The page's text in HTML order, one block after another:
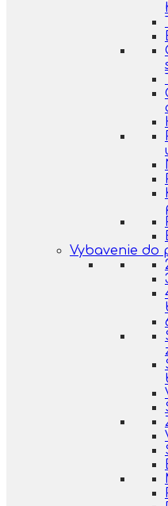
Vybavenie do